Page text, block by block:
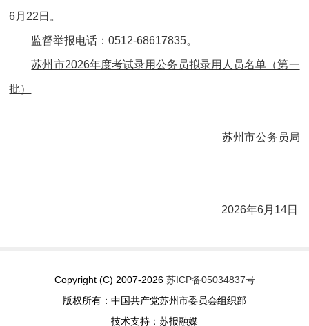
6月22日。
监督举报电话：0512-68617835。
苏州市2026年度考试录用公务员拟录用人员名单（第一
批）
苏州市公务员局
2026年6月14日
Copyright (C) 2007-2026 苏ICP备05034837号
版权所有：中国共产党苏州市委员会组织部
技术支持：苏报融媒